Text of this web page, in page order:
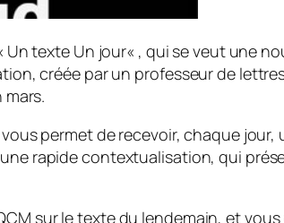
Un texte Un jour« , qui se veut une
créée par un professeur de
vous permet de recevoir, chaque
rapide contextualisation, qui
sur le texte du lendemain, et